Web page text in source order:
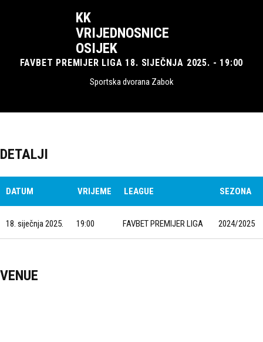
KK
VRIJEDNOSNICE
OSIJEK
FAVBET PREMIJER LIGA 18. SIJEČNJA 2025. - 19:00
Sportska dvorana Zabok
DETALJI
DATUM VRIJEME LEAGUE SEZONA
18. siječnja 2025. 19:00 FAVBET PREMIJER LIGA 2024/2025
VENUE